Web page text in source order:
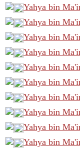
Yahya bin
Yahya bin
Yahya bin
Yahya bin
Yahya bin
Yahya bin
Yahya bin
Yahya bin
Yahya bin
Yahya bin